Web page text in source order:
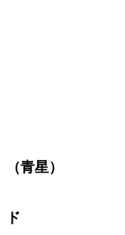
（青星）
ベース
ド